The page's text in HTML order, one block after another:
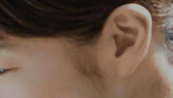
總價
490萬